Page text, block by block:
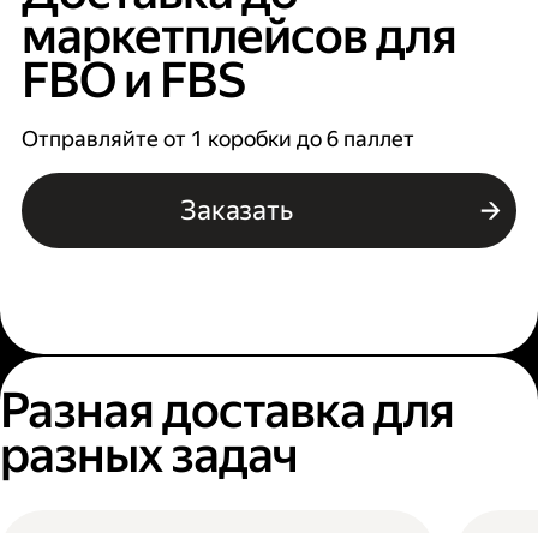
маркетплейсов для
FBO и FBS
Отправляйте от 1 коробки до 6 паллет
Заказать
Разная доставка для
разных задач